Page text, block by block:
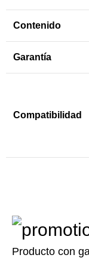
Contenido
Garantía
Compatibilidad
Producto con